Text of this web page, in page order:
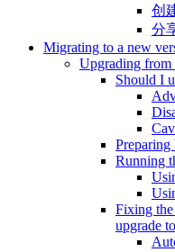
创
分
Migrating to a new
Upgrading
Should I
Preparing
Running
Fixing
upgrade